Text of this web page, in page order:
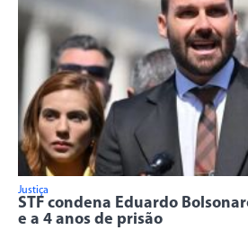
Justiça
STF condena Eduardo
e a 4 anos de prisão